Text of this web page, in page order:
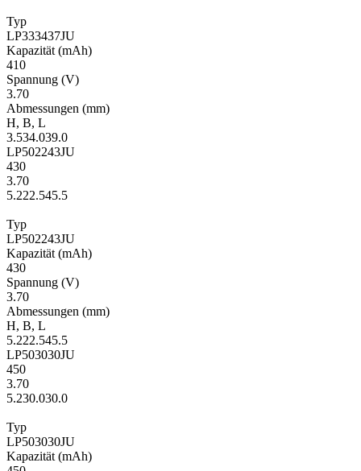
Typ
LP333437JU
Kapa­zität (mAh)
410
Span­nung (V)
3.70
Ab­mes­sungen (mm)
H, B, L
3.534.039.0
LP502243JU
430
3.70
5.222.545.5
Typ
LP502243JU
Kapa­zität (mAh)
430
Span­nung (V)
3.70
Ab­mes­sungen (mm)
H, B, L
5.222.545.5
LP503030JU
450
3.70
5.230.030.0
Typ
LP503030JU
Kapa­zität (mAh)